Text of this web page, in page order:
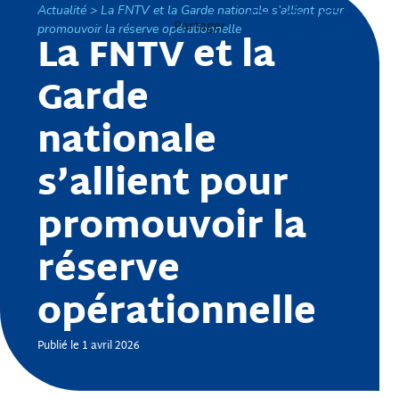
Actualité > La FNTV et la Garde nationale s’allient pour
promouvoir la réserve opérationnelle
La FNTV et la
Garde
nationale
s’allient pour
promouvoir la
réserve
opérationnelle
Publié le 1 avril 2026
Partager :